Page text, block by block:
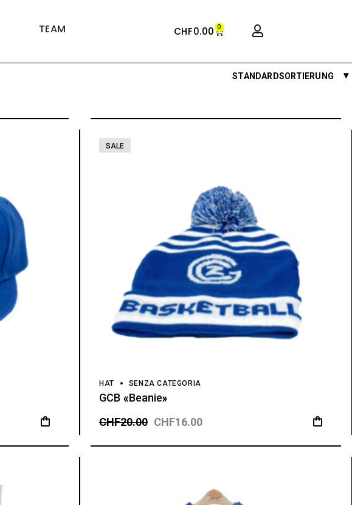
TEAM CHF0.00 0
STANDARDSORTIERUNG
SALE
HAT SENZA CATEGORIA
GCB «Beanie»
CHF20.00 CHF16.00